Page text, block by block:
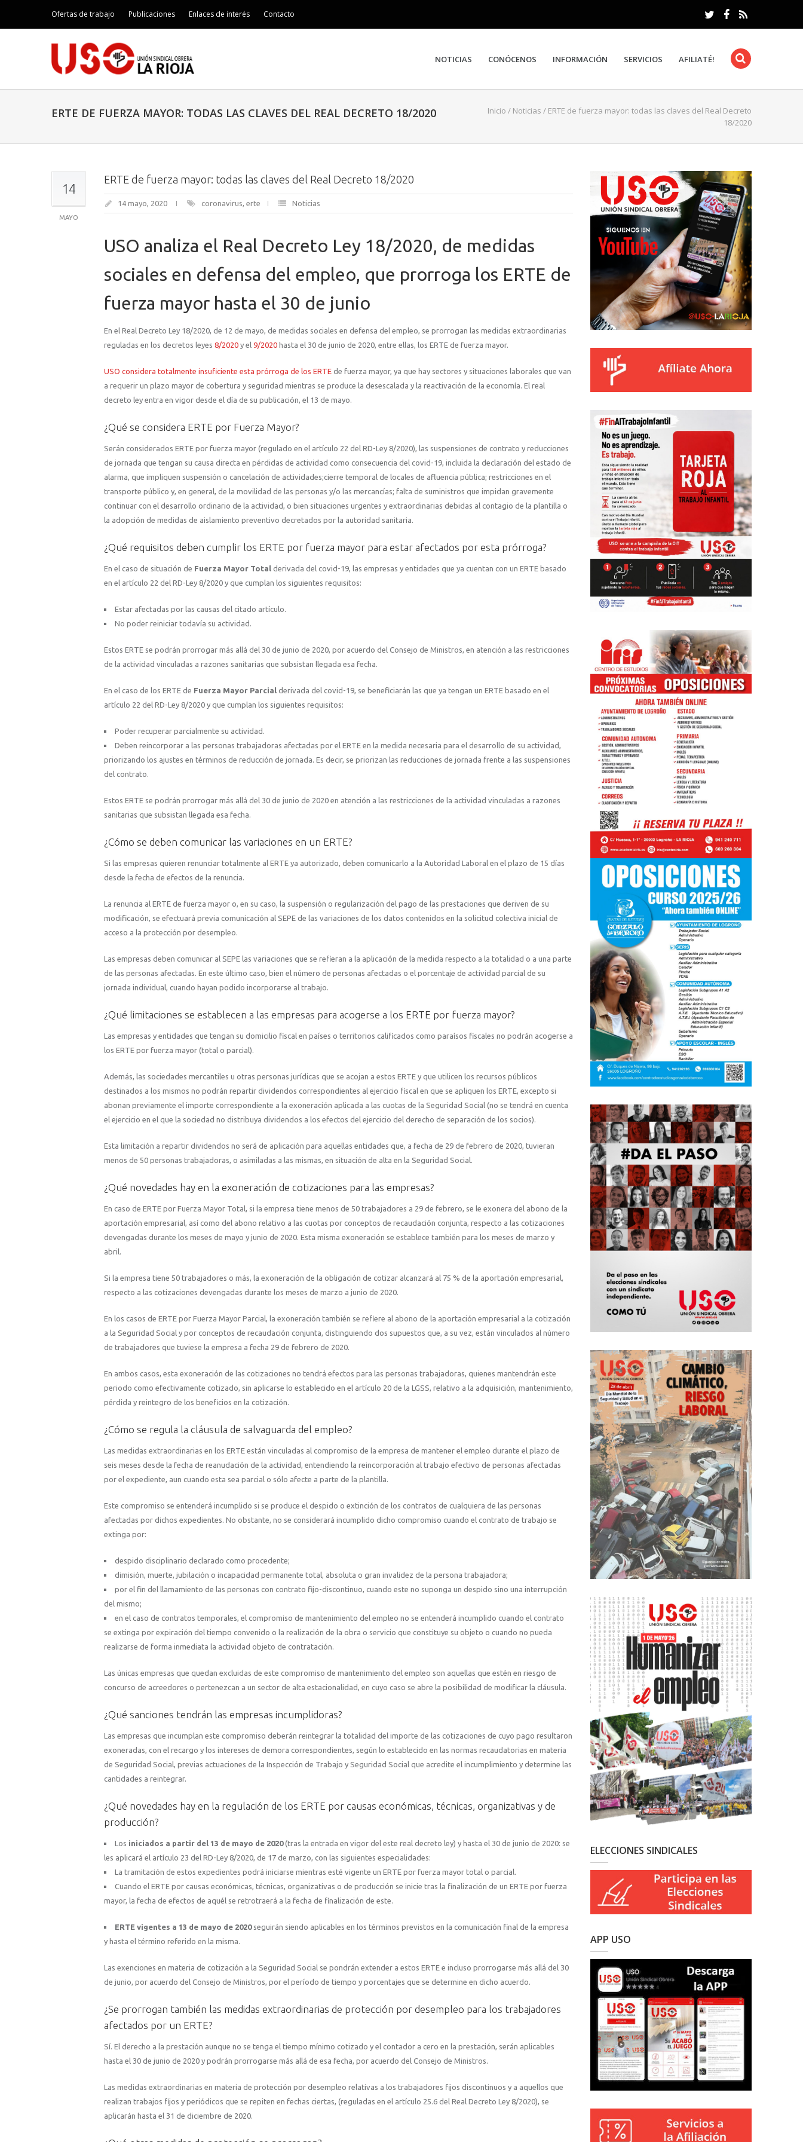
Ofertas de trabajo Publicaciones Enlaces de interés Contacto
NOTICIAS CONÓCENOS INFORMACIÓN SERVICIOS AFILIATÉ!
ERTE DE FUERZA MAYOR: TODAS LAS CLAVES DEL REAL DECRETO 18/2020 Inicio / Noticias / ERTE de fuerza mayor: todas las claves del Real Decreto
18/2020
14
MAYO
ERTE de fuerza mayor: todas las claves del Real Decreto 18/2020
14 mayo, 2020 coronavirus, erte Noticias
USO analiza el Real Decreto Ley 18/2020, de medidas
sociales en defensa del empleo, que prorroga los ERTE de
fuerza mayor hasta el 30 de junio
En el Real Decreto Ley 18/2020, de 12 de mayo, de medidas sociales en defensa del empleo, se prorrogan las medidas extraordinarias
reguladas en los decretos leyes 8/2020y el 9/2020hasta el 30 de junio de 2020, entre ellas, los ERTE de fuerza mayor.
USO considera totalmente insuficiente esta prórroga de los ERTEde fuerza mayor, ya que hay sectores y situaciones laborales que van
a requerir un plazo mayor de cobertura y seguridad mientras se produce la desescalada y la reactivación de la economía. El real
decreto ley entra en vigor desde el día de su publicación, el 13 de mayo.
¿Qué se considera ERTE por Fuerza Mayor?
Serán considerados ERTE por fuerza mayor (regulado en el artículo 22 del RD-Ley 8/2020), las suspensiones de contrato y reducciones
de jornada que tengan su causa directa en pérdidas de actividad como consecuencia del covid-19, incluida la declaración del estado de
alarma, que impliquen suspensión o cancelación de actividades;cierre temporal de locales de afluencia pública; restricciones en el
transporte público y, en general, de la movilidad de las personas y/o las mercancías; falta de suministros que impidan gravemente
continuar con el desarrollo ordinario de la actividad, o bien situaciones urgentes y extraordinarias debidas al contagio de la plantilla o
la adopción de medidas de aislamiento preventivo decretados por la autoridad sanitaria.
¿Qué requisitos deben cumplir los ERTE por fuerza mayor para estar afectados por esta prórroga?
En el caso de situación de Fuerza Mayor Total derivada del covid-19, las empresas y entidades que ya cuentan con un ERTE basado
en el artículo 22 del RD-Ley 8/2020 y que cumplan los siguientes requisitos:
Estar afectadas por las causas del citado artículo.
No poder reiniciar todavía su actividad.
Estos ERTE se podrán prorrogar más allá del 30 de junio de 2020, por acuerdo del Consejo de Ministros, en atención a las restricciones
de la actividad vinculadas a razones sanitarias que subsistan llegada esa fecha.
En el caso de los ERTE de Fuerza Mayor Parcialderivada del covid-19, se beneficiarán las que ya tengan un ERTE basado en el
artículo 22 del RD-Ley 8/2020 y que cumplan los siguientes requisitos:
Poder recuperar parcialmente su actividad.
Deben reincorporar a las personas trabajadoras afectadas por el ERTE en la medida necesaria para el desarrollo de su actividad,
priorizando los ajustes en términos de reducción de jornada. Es decir, se priorizan las reducciones de jornada frente a las suspensiones
del contrato.
Estos ERTE se podrán prorrogar más allá del 30 de junio de 2020 en atención a las restricciones de la actividad vinculadas a razones
sanitarias que subsistan llegada esa fecha.
¿Cómo se deben comunicar las variaciones en un ERTE?
Si las empresas quieren renunciar totalmente al ERTE ya autorizado, deben comunicarlo a la Autoridad Laboral en el plazo de 15 días
desde la fecha de efectos de la renuncia.
La renuncia al ERTE de fuerza mayor o, en su caso, la suspensión o regularización del pago de las prestaciones que deriven de su
modificación, se efectuará previa comunicación al SEPE de las variaciones de los datos contenidos en la solicitud colectiva inicial de
acceso a la protección por desempleo.
Las empresas deben comunicar al SEPE las variaciones que se refieran a la aplicación de la medida respecto a la totalidad o a una parte
de las personas afectadas. En este último caso, bien el número de personas afectadas o el porcentaje de actividad parcial de su
jornada individual, cuando hayan podido incorporarse al trabajo.
¿Qué limitaciones se establecen a las empresas para acogerse a los ERTE por fuerza mayor?
Las empresas y entidades que tengan su domicilio fiscal en países o territorios calificados como paraísos fiscales no podrán acogerse a
los ERTE por fuerza mayor (total o parcial).
Además, las sociedades mercantiles u otras personas jurídicas que se acojan a estos ERTE y que utilicen los recursos públicos
destinados a los mismos no podrán repartir dividendos correspondientes al ejercicio fiscal en que se apliquen los ERTE, excepto si
abonan previamente el importe correspondiente a la exoneración aplicada a las cuotas de la Seguridad Social (no se tendrá en cuenta
el ejercicio en el que la sociedad no distribuya dividendos a los efectos del ejercicio del derecho de separación de los socios).
Esta limitación a repartir dividendos no será de aplicación para aquellas entidades que, a fecha de 29 de febrero de 2020, tuvieran
menos de 50 personas trabajadoras, o asimiladas a las mismas, en situación de alta en la Seguridad Social.
¿Qué novedades hay en la exoneración de cotizaciones para las empresas?
En caso de ERTE por Fuerza Mayor Total, si la empresa tiene menos de 50 trabajadores a 29 de febrero, se le exonera del abono de la
aportación empresarial, así como del abono relativo a las cuotas por conceptos de recaudación conjunta, respecto a las cotizaciones
devengadas durante los meses de mayo y junio de 2020. Esta misma exoneración se establece también para los meses de marzo y
abril.
Si la empresa tiene 50 trabajadores o más, la exoneración de la obligación de cotizar alcanzará al 75 % de la aportación empresarial,
respecto a las cotizaciones devengadas durante los meses de marzo a junio de 2020.
En los casos de ERTE por Fuerza Mayor Parcial, la exoneración también se refiere al abono de la aportación empresarial a la cotización
a la Seguridad Social y por conceptos de recaudación conjunta, distinguiendo dos supuestos que, a su vez, están vinculados al número
de trabajadores que tuviese la empresa a fecha 29 de febrero de 2020.
En ambos casos, esta exoneración de las cotizaciones no tendrá efectos para las personas trabajadoras, quienes mantendrán este
periodo como efectivamente cotizado, sin aplicarse lo establecido en el artículo 20 de la LGSS, relativo a la adquisición, mantenimiento,
pérdida y reintegro de los beneficios en la cotización.
¿Cómo se regula la cláusula de salvaguarda del empleo?
Las medidas extraordinarias en los ERTE están vinculadas al compromiso de la empresa de mantener el empleo durante el plazo de
seis meses desde la fecha de reanudación de la actividad, entendiendo la reincorporación al trabajo efectivo de personas afectadas
por el expediente, aun cuando esta sea parcial o sólo afecte a parte de la plantilla.
Este compromiso se entenderá incumplido si se produce el despido o extinción de los contratos de cualquiera de las personas
afectadas por dichos expedientes. No obstante, no se considerará incumplido dicho compromiso cuando el contrato de trabajo se
extinga por:
despido disciplinario declarado como procedente;
dimisión, muerte, jubilación o incapacidad permanente total, absoluta o gran invalidez de la persona trabajadora;
por el fin del llamamiento de las personas con contrato fijo-discontinuo, cuando este no suponga un despido sino una interrupción
del mismo;
en el caso de contratos temporales, el compromiso de mantenimiento del empleo no se entenderá incumplido cuando el contrato
se extinga por expiración del tiempo convenido o la realización de la obra o servicio que constituye su objeto o cuando no pueda
realizarse de forma inmediata la actividad objeto de contratación.
Las únicas empresas que quedan excluidas de este compromiso de mantenimiento del empleo son aquellas que estén en riesgo de
concurso de acreedores o pertenezcan a un sector de alta estacionalidad, en cuyo caso se abre la posibilidad de modificar la cláusula.
¿Qué sanciones tendrán las empresas incumplidoras?
Las empresas que incumplan este compromiso deberán reintegrar la totalidad del importe de las cotizaciones de cuyo pago resultaron
exoneradas, con el recargo y los intereses de demora correspondientes, según lo establecido en las normas recaudatorias en materia
de Seguridad Social, previas actuaciones de la Inspección de Trabajo y Seguridad Social que acredite el incumplimiento y determine las
cantidades a reintegrar.
¿Qué novedades hay en la regulación de los ERTE por causas económicas, técnicas, organizativas y de
producción?
Los iniciados a partir del 13 de mayo de 2020(tras la entrada en vigor del este real decreto ley) y hasta el 30 de junio de 2020: se
les aplicará el artículo 23 del RD-Ley 8/2020, de 17 de marzo, con las siguientes especialidades:
La tramitación de estos expedientes podrá iniciarse mientras esté vigente un ERTE por fuerza mayor total o parcial.
Cuando el ERTE por causas económicas, técnicas, organizativas o de producción se inicie tras la finalización de un ERTE por fuerza
mayor, la fecha de efectos de aquél se retrotraerá a la fecha de finalización de este.
ERTE vigentes a 13 de mayo de 2020seguirán siendo aplicables en los términos previstos en la comunicación final de la empresa
y hasta el término referido en la misma.
Las exenciones en materia de cotización a la Seguridad Social se pondrán extender a estos ERTE e incluso prorrogarse más allá del 30
de junio, por acuerdo del Consejo de Ministros, por el período de tiempo y porcentajes que se determine en dicho acuerdo.
¿Se prorrogan también las medidas extraordinarias de protección por desempleo para los trabajadores
afectados por un ERTE?
Sí. El derecho a la prestación aunque no se tenga el tiempo mínimo cotizado y el contador a cero en la prestación, serán aplicables
hasta el 30 de junio de 2020 y podrán prorrogarse más allá de esa fecha, por acuerdo del Consejo de Ministros.
Las medidas extraordinarias en materia de protección por desempleo relativas a los trabajadores fijos discontinuos y a aquellos que
realizan trabajos fijos y periódicos que se repiten en fechas ciertas, (reguladas en el artículo 25.6 del Real Decreto Ley 8/2020), se
aplicarán hasta el 31 de diciembre de 2020.
ELECCIONES SINDICALES
APP USO